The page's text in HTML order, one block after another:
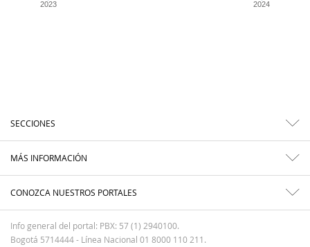
2023 2024
SECCIONES
MÁS INFORMACIÓN
CONOZCA NUESTROS PORTALES
Info general del portal: PBX: 57 (1) 2940100.
Bogotá 5714444 - Línea Nacional 01 8000 110 211.